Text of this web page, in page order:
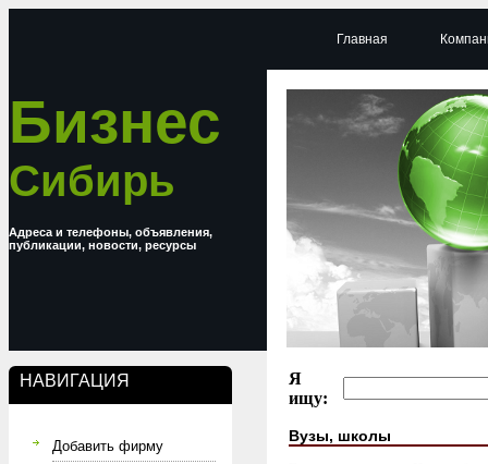
Бизнес
Сибирь
Адреса и телефоны, объявления,
публикации, новости, ресурсы
НАВИГАЦИЯ
Добавить фирму
Главная
Я
ищу:
Вузы, школы